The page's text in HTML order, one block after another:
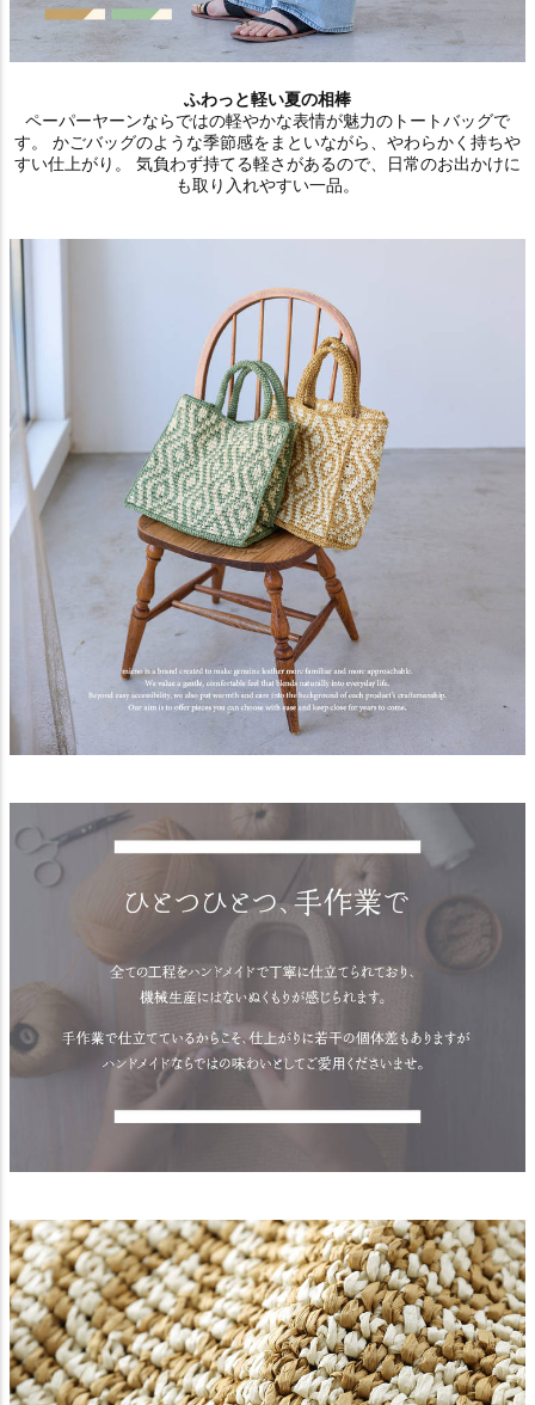
ふわっと軽い夏の相棒
ペーパーヤーンならではの軽やかな表情が魅力のトートバッグで
す。 かごバッグのような季節感をまといながら、やわらかく持ちや
すい仕上がり。 気負わず持てる軽さがあるので、日常のお出かけに
も取り入れやすい一品。